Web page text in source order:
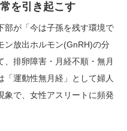
を引き起こす
部が「今は子孫を残す環境で
ン放出ホルモン(GnRH)の分
排卵障害・月経不順・無月
運動性無月経」として婦人
象で、女性アスリートに頻発